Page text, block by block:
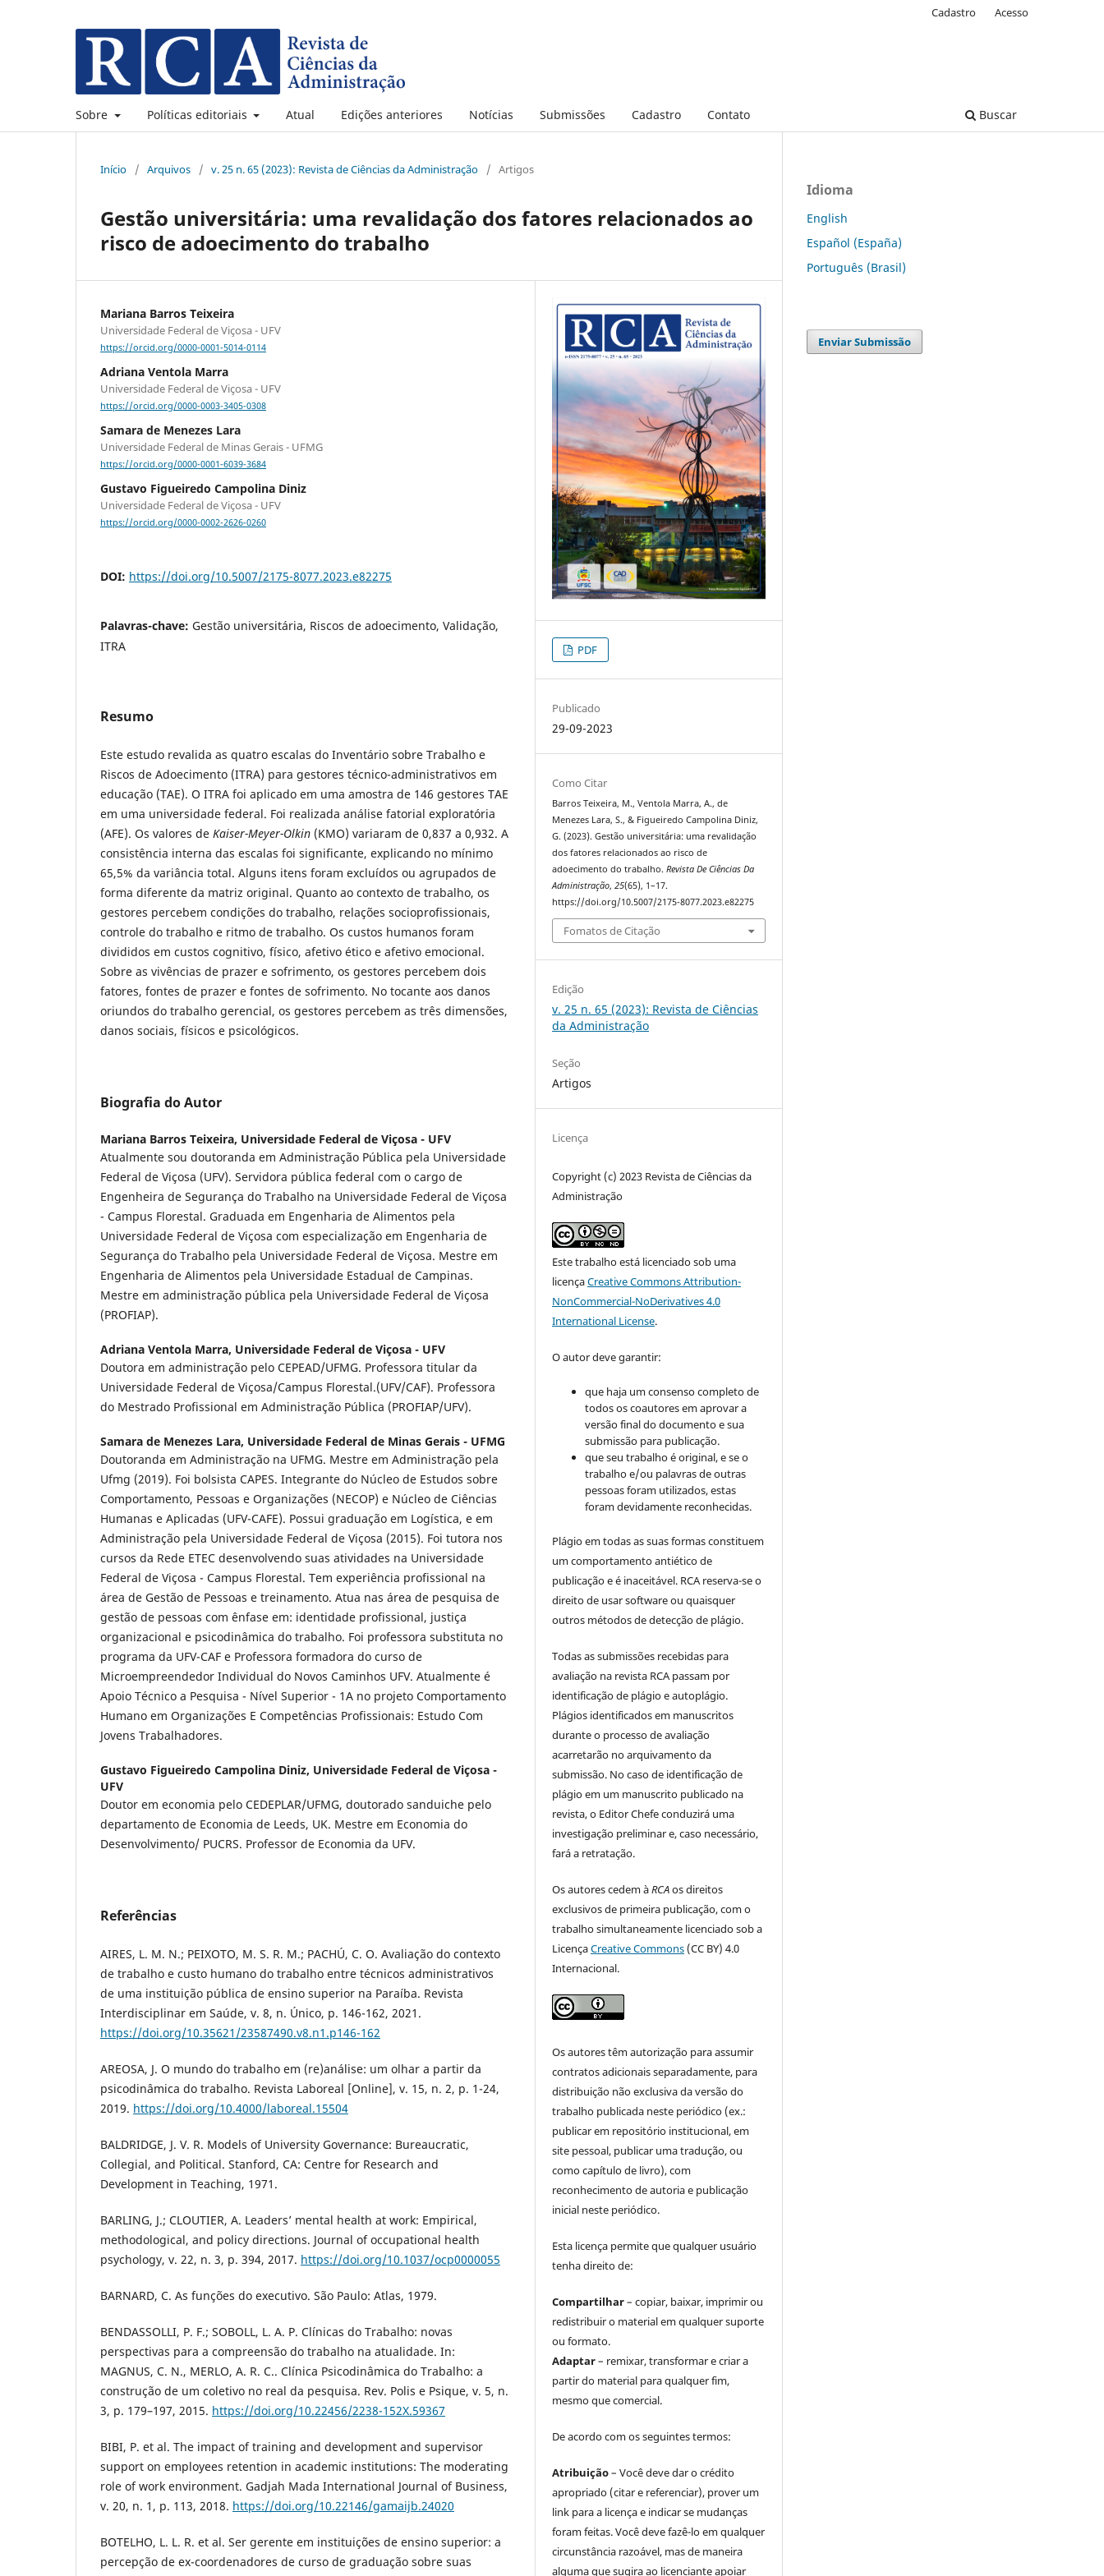
Sobre Políticas editoriais Atual Edições anteriores Notícias Submissões Cadastro Contato Buscar
Cadastro Acesso
Início / Arquivos / v. 25 n. 65 (2023): Revista de Ciências da Administração / Artigos
Gestão universitária: uma revalidação dos fatores relacionados ao
risco de adoecimento do trabalho
Mariana Barros Teixeira
Universidade Federal de Viçosa - UFV
https://orcid.org/0000-0001-5014-0114
Adriana Ventola Marra
Universidade Federal de Viçosa - UFV
https://orcid.org/0000-0003-3405-0308
Samara de Menezes Lara
Universidade Federal de Minas Gerais - UFMG
https://orcid.org/0000-0001-6039-3684
Gustavo Figueiredo Campolina Diniz
Universidade Federal de Viçosa - UFV
https://orcid.org/0000-0002-2626-0260
DOI: https://doi.org/10.5007/2175-8077.2023.e82275
Palavras-chave: Gestão universitária, Riscos de adoecimento, Validação,
ITRA
Resumo
Este estudo revalida as quatro escalas do Inventário sobre Trabalho e
Riscos de Adoecimento (ITRA) para gestores técnico-administrativos em
educação (TAE). O ITRA foi aplicado em uma amostra de 146 gestores TAE
em uma universidade federal. Foi realizada análise fatorial exploratória
(AFE). Os valores de Kaiser-Meyer-Olkin (KMO) variaram de 0,837 a 0,932. A
consistência interna das escalas foi significante, explicando no mínimo
65,5% da variância total. Alguns itens foram excluídos ou agrupados de
forma diferente da matriz original. Quanto ao contexto de trabalho, os
gestores percebem condições do trabalho, relações socioprofissionais,
controle do trabalho e ritmo de trabalho. Os custos humanos foram
divididos em custos cognitivo, físico, afetivo ético e afetivo emocional.
Sobre as vivências de prazer e sofrimento, os gestores percebem dois
fatores, fontes de prazer e fontes de sofrimento. No tocante aos danos
oriundos do trabalho gerencial, os gestores percebem as três dimensões,
danos sociais, físicos e psicológicos.
Biografia do Autor
Mariana Barros Teixeira, Universidade Federal de Viçosa - UFV
Atualmente sou doutoranda em Administração Pública pela Universidade
Federal de Viçosa (UFV). Servidora pública federal com o cargo de
Engenheira de Segurança do Trabalho na Universidade Federal de Viçosa
- Campus Florestal. Graduada em Engenharia de Alimentos pela
Universidade Federal de Viçosa com especialização em Engenharia de
Segurança do Trabalho pela Universidade Federal de Viçosa. Mestre em
Engenharia de Alimentos pela Universidade Estadual de Campinas.
Mestre em administração pública pela Universidade Federal de Viçosa
(PROFIAP).
Adriana Ventola Marra, Universidade Federal de Viçosa - UFV
Doutora em administração pelo CEPEAD/UFMG. Professora titular da
Universidade Federal de Viçosa/Campus Florestal.(UFV/CAF). Professora
do Mestrado Profissional em Administração Pública (PROFIAP/UFV).
Samara de Menezes Lara, Universidade Federal de Minas Gerais - UFMG
Doutoranda em Administração na UFMG. Mestre em Administração pela
Ufmg (2019). Foi bolsista CAPES. Integrante do Núcleo de Estudos sobre
Comportamento, Pessoas e Organizações (NECOP) e Núcleo de Ciências
Humanas e Aplicadas (UFV-CAFE). Possui graduação em Logística, e em
Administração pela Universidade Federal de Viçosa (2015). Foi tutora nos
cursos da Rede ETEC desenvolvendo suas atividades na Universidade
Federal de Viçosa - Campus Florestal. Tem experiência profissional na
área de Gestão de Pessoas e treinamento. Atua nas área de pesquisa de
gestão de pessoas com ênfase em: identidade profissional, justiça
organizacional e psicodinâmica do trabalho. Foi professora substituta no
programa da UFV-CAF e Professora formadora do curso de
Microempreendedor Individual do Novos Caminhos UFV. Atualmente é
Apoio Técnico a Pesquisa - Nível Superior - 1A no projeto Comportamento
Humano em Organizações E Competências Profissionais: Estudo Com
Jovens Trabalhadores.
Gustavo Figueiredo Campolina Diniz, Universidade Federal de Viçosa -
UFV
Doutor em economia pelo CEDEPLAR/UFMG, doutorado sanduiche pelo
departamento de Economia de Leeds, UK. Mestre em Economia do
Desenvolvimento/ PUCRS. Professor de Economia da UFV.
Referências
AIRES, L. M. N.; PEIXOTO, M. S. R. M.; PACHÚ, C. O. Avaliação do contexto
de trabalho e custo humano do trabalho entre técnicos administrativos
de uma instituição pública de ensino superior na Paraíba. Revista
Interdisciplinar em Saúde, v. 8, n. Único, p. 146-162, 2021.
https://doi.org/10.35621/23587490.v8.n1.p146-162
AREOSA, J. O mundo do trabalho em (re)análise: um olhar a partir da
psicodinâmica do trabalho. Revista Laboreal [Online], v. 15, n. 2, p. 1-24,
2019. https://doi.org/10.4000/laboreal.15504
BALDRIDGE, J. V. R. Models of University Governance: Bureaucratic,
Collegial, and Political. Stanford, CA: Centre for Research and
Development in Teaching, 1971.
BARLING, J.; CLOUTIER, A. Leaders’ mental health at work: Empirical,
methodological, and policy directions. Journal of occupational health
psychology, v. 22, n. 3, p. 394, 2017. https://doi.org/10.1037/ocp0000055
BARNARD, C. As funções do executivo. São Paulo: Atlas, 1979.
BENDASSOLLI, P. F.; SOBOLL, L. A. P. Clínicas do Trabalho: novas
perspectivas para a compreensão do trabalho na atualidade. In:
MAGNUS, C. N., MERLO, A. R. C.. Clínica Psicodinâmica do Trabalho: a
construção de um coletivo no real da pesquisa. Rev. Polis e Psique, v. 5, n.
3, p. 179–197, 2015. https://doi.org/10.22456/2238-152X.59367
BIBI, P. et al. The impact of training and development and supervisor
support on employees retention in academic institutions: The moderating
role of work environment. Gadjah Mada International Journal of Business,
v. 20, n. 1, p. 113, 2018. https://doi.org/10.22146/gamaijb.24020
BOTELHO, L. L. R. et al. Ser gerente em instituições de ensino superior: a
percepção de ex-coordenadores de curso de graduação sobre suas
PDF
Publicado
29-09-2023
Como Citar
Barros Teixeira, M., Ventola Marra, A., de
Menezes Lara, S., & Figueiredo Campolina Diniz,
G. (2023). Gestão universitária: uma revalidação
dos fatores relacionados ao risco de
adoecimento do trabalho.Revista De Ciências Da
Administração,25(65), 1–17.
https://doi.org/10.5007/2175-8077.2023.e82275
Fomatos de Citação
Edição
v. 25 n. 65 (2023): Revista de Ciências
da Administração
Seção
Artigos
Licença
Copyright (c) 2023 Revista de Ciências da
Administração
Este trabalho está licenciado sob uma
licençaCreative Commons Attribution-
NonCommercial-NoDerivatives 4.0
International License.
O autor deve garantir:
que haja um consenso completo de
todos os coautores em aprovar a
versão final do documento e sua
submissão para publicação.
que seu trabalho é original, e se o
trabalho e/ou palavras de outras
pessoas foram utilizados, estas
foram devidamente reconhecidas.
Plágio em todas as suas formas constituem
um comportamento antiético de
publicação e é inaceitável. RCA reserva-se o
direito de usar software ou quaisquer
outros métodos de detecção de plágio.
Todas as submissões recebidas para
avaliação na revista RCA passam por
identificação de plágio e autoplágio.
Plágios identificados em manuscritos
durante o processo de avaliação
acarretarão no arquivamento da
submissão. No caso de identificação de
plágio em um manuscrito publicado na
revista, o Editor Chefe conduzirá uma
investigação preliminar e, caso necessário,
fará a retratação.
Os autores cedem àRCAos direitos
exclusivos de primeira publicação, com o
trabalho simultaneamente licenciado sob a
LicençaCreative Commons (CC BY) 4.0
Internacional.
Os autores têm autorização para assumir
contratos adicionais separadamente, para
distribuição não exclusiva da versão do
trabalho publicada neste periódico (ex.:
publicar em repositório institucional, em
site pessoal, publicar uma tradução, ou
como capítulo de livro), com
reconhecimento de autoria e publicação
inicial neste periódico.
Esta licença permite que qualquer usuário
tenha direito de:
Compartilhar– copiar, baixar, imprimir ou
redistribuir o material em qualquer suporte
ou formato.
Adaptar– remixar, transformar e criar a
partir do material para qualquer fim,
mesmo que comercial.
De acordo com os seguintes termos:
Atribuição– Você deve dar o crédito
apropriado (citar e referenciar), prover um
link para a licença e indicar se mudanças
foram feitas. Você deve fazê-lo em qualquer
circunstância razoável, mas de maneira
alguma que sugira ao licenciante apoiar
Idioma
English
Español (España)
Português (Brasil)
Enviar Submissão